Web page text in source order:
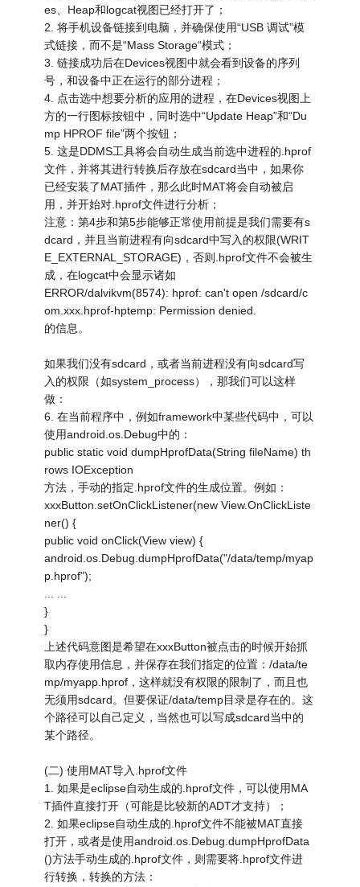
es、Heap和logcat视图已经打开了；
2. 将手机设备链接到电脑，并确保使用“USB 调试”模
式链接，而不是“Mass Storage“模式；
3. 链接成功后在Devices视图中就会看到设备的序列
号，和设备中正在运行的部分进程；
4. 点击选中想要分析的应用的进程，在Devices视图上
方的一行图标按钮中，同时选中“Update Heap”和“Du
mp HPROF file”两个按钮；
5. 这是DDMS工具将会自动生成当前选中进程的.hprof
文件，并将其进行转换后存放在sdcard当中，如果你
已经安装了MAT插件，那么此时MAT将会自动被启
用，并开始对.hprof文件进行分析；
注意：第4步和第5步能够正常使用前提是我们需要有s
dcard，并且当前进程有向sdcard中写入的权限(WRIT
E_EXTERNAL_STORAGE)，否则.hprof文件不会被生
成，在logcat中会显示诸如
ERROR/dalvikvm(8574): hprof: can't open /sdcard/c
om.xxx.hprof-hptemp: Permission denied.
的信息。
如果我们没有sdcard，或者当前进程没有向sdcard写
入的权限（如system_process），那我们可以这样
做：
6. 在当前程序中，例如framework中某些代码中，可以
使用android.os.Debug中的：
public static void dumpHprofData(String fileName) th
rows IOException
方法，手动的指定.hprof文件的生成位置。例如：
xxxButton.setOnClickListener(new View.OnClickListe
ner() {
public void onClick(View view) {
android.os.Debug.dumpHprofData("/data/temp/myap
p.hprof");
... ...
}
}
上述代码意图是希望在xxxButton被点击的时候开始抓
取内存使用信息，并保存在我们指定的位置：/data/te
mp/myapp.hprof，这样就没有权限的限制了，而且也
无须用sdcard。但要保证/data/temp目录是存在的。这
个路径可以自己定义，当然也可以写成sdcard当中的
某个路径。
(二) 使用MAT导入.hprof文件
1. 如果是eclipse自动生成的.hprof文件，可以使用MA
T插件直接打开（可能是比较新的ADT才支持）；
2. 如果eclipse自动生成的.hprof文件不能被MAT直接
打开，或者是使用android.os.Debug.dumpHprofData
()方法手动生成的.hprof文件，则需要将.hprof文件进
行转换，转换的方法：